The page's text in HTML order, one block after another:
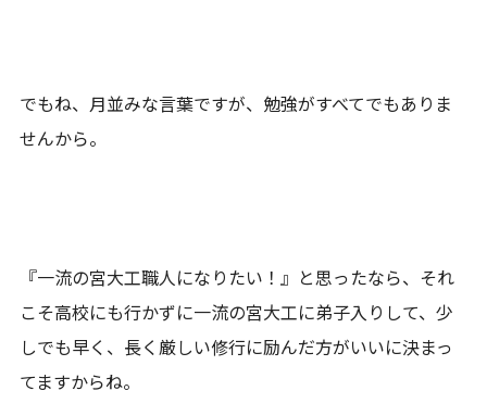
でもね、月並みな言葉ですが、勉強がすべてでもありま
せんから。
『一流の宮大工職人になりたい！』と思ったなら、それ
こそ高校にも行かずに一流の宮大工に弟子入りして、少
しでも早く、長く厳しい修行に励んだ方がいいに決まっ
てますからね。